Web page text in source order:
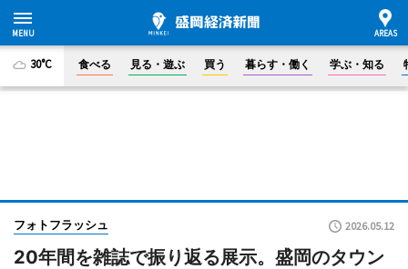
30°C 食べる 見る・遊ぶ 買う 暮らす・働く 学ぶ・知る
フォトフラッシュ 2026.05.12
20年間を雑誌で振り返る展示。盛岡のタウン